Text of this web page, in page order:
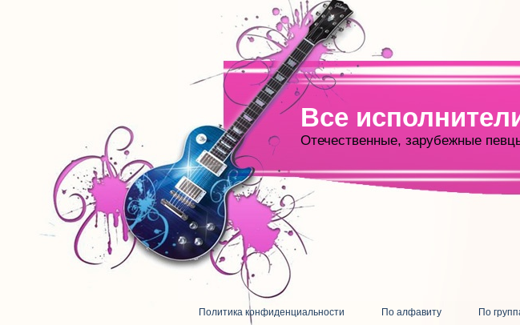
Все
Отечественные, зарубежные
Политика конфиденциальности По алфавиту По